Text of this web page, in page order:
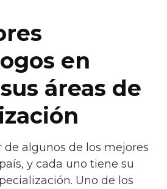
en
áreas de
de algunos de los mejores
y cada uno tiene su
Uno de los